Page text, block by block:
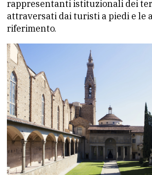
rappresentanti istituzionali dei
attraversati dai turisti a piedi e le
riferimento.